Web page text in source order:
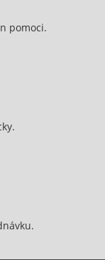
pomoci.